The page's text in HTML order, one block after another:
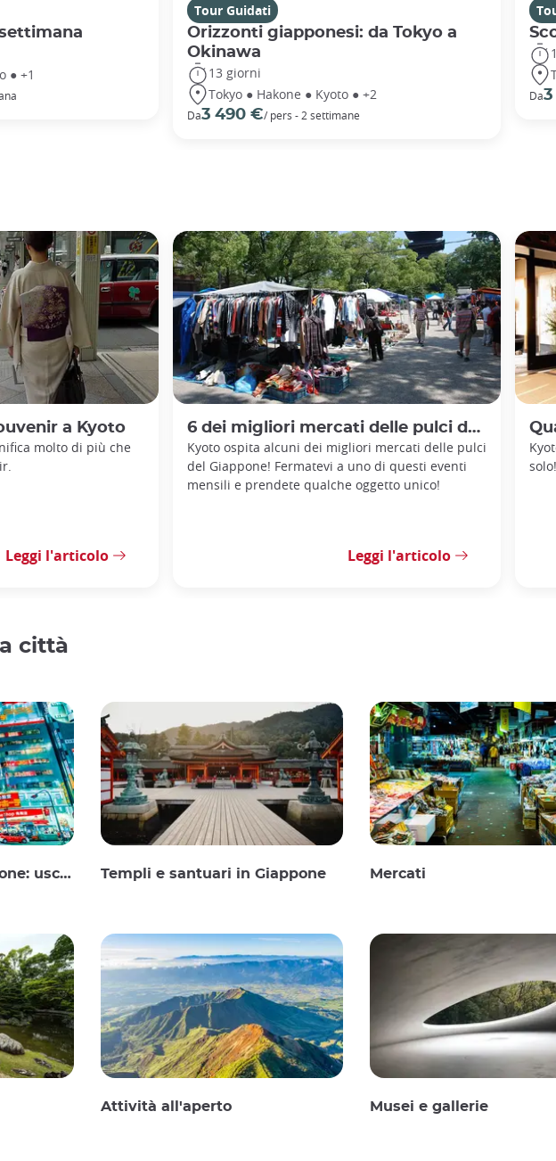
● +1
Tour Guidati
Orizzonti giapponesi: da Tokyo a
Okinawa
13 giorni
Tokyo ● Hakone ● Kyoto ● +2
Da3 490 €/ pers - 2 settimane
Da
a Kyoto
molto di più che
Leggi l'articolo
6 dei migliori mercati delle pulci da visitare a Kyoto
Kyoto ospita alcuni dei migliori mercati delle pulci
del Giappone! Fermatevi a uno di questi eventi
mensili e prendete qualche oggetto unico!
Leggi l'articolo
città
e bere Templi e santuari in Giappone Mercati
Attività all'aperto Musei e gallerie